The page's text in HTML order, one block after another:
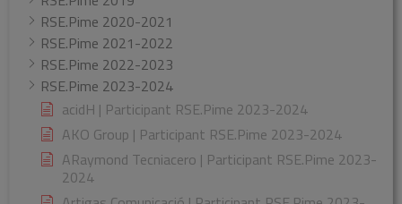
RSE.Pime 2020-2021
RSE.Pime 2021-2022
RSE.Pime 2022-2023
RSE.Pime 2023-2024
acidH | Participant RSE.Pime 2023-2024
AKO Group | Participant RSE.Pime 2023-2024
ARaymond Tecniacero | Participant RSE.Pime 2023-
2024